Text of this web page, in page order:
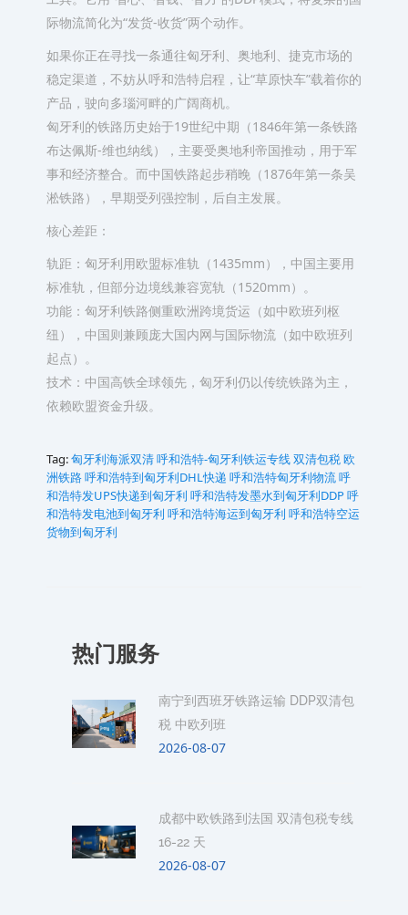
际物流简化为“发货-收货”两个动作。
如果你正在寻找一条通往匈牙利、奥地利、捷克市场的
稳定渠道，不妨从呼和浩特启程，让“草原快车”载着你的
产品，驶向多瑙河畔的广阔商机。
匈牙利的铁路历史始于19世纪中期（1846年第一条铁路
布达佩斯-维也纳线），主要受奥地利帝国推动，用于军
事和经济整合。而中国铁路起步稍晚（1876年第一条吴
淞铁路），早期受列强控制，后自主发展。
‌核心差距‌：
‌轨距‌：匈牙利用欧盟标准轨（1435mm），中国主要用
标准轨，但部分边境线兼容宽轨（1520mm）。
‌功能‌：匈牙利铁路侧重欧洲跨境货运（如中欧班列枢
纽），中国则兼顾庞大国内网与国际物流（如中欧班列
起点）。
‌技术‌：中国高铁全球领先，匈牙利仍以传统铁路为主，
依赖欧盟资金升级。
Tag:匈牙利海派双清呼和浩特-匈牙利铁运专线 双清包税 欧
洲铁路呼和浩特到匈牙利DHL快递 呼和浩特匈牙利物流呼
和浩特发UPS快递到匈牙利 呼和浩特发墨水到匈牙利DDP呼
和浩特发电池到匈牙利 呼和浩特海运到匈牙利 呼和浩特空运
货物到匈牙利
热门服务
南宁到西班牙铁路运输 DDP双清包
税 中欧列班
2026-08-07
成都中欧铁路到法国 双清包税专线
16-22 天
2026-08-07